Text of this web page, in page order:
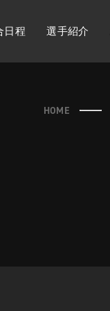
日程 選手紹介
HOME